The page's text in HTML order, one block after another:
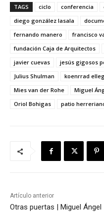
TAGS ciclo conferencia
diego gonzález lasala
fernando manero
francisco
fundación Caja de Arquitectos
javier cuevas
jesús gigosos
Julius Shulman
koenrrad
Mies van der Rohe
Miguel
Oriol Bohigas
patio
Artículo anterior
Otras puertas | Miguel Ángel